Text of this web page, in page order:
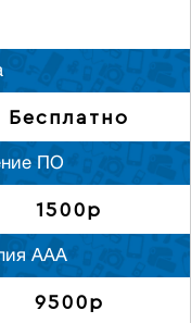
Бесплатно
ПО
1500р
ААА
9500р